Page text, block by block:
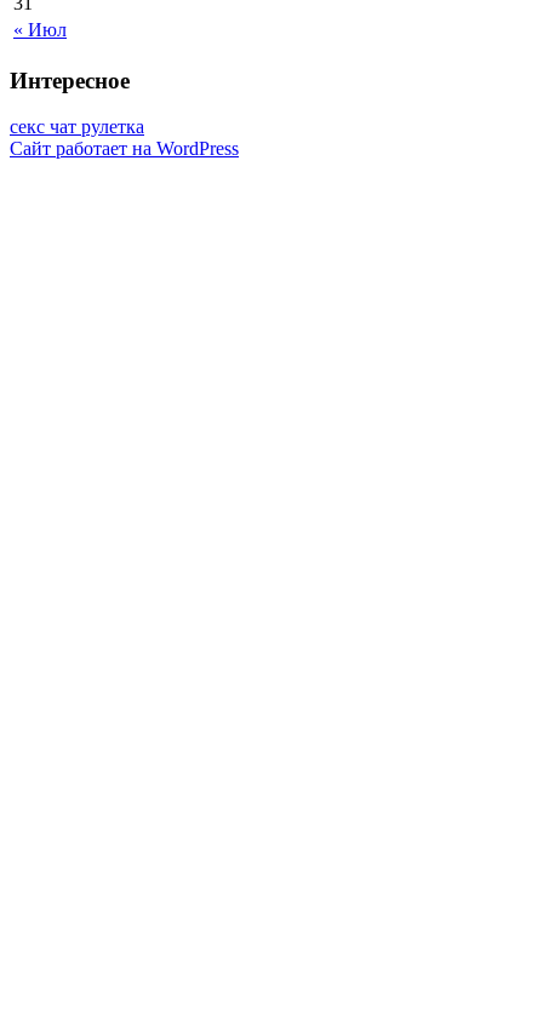
« Июл
Интересное
секс чат рулетка
Сайт работает на WordPress